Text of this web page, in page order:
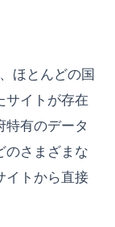
ほとんどの国
サイトが存在
特有のデータ
のさまざまな
イトから直接